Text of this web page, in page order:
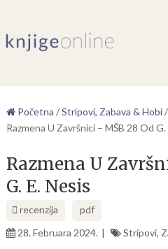
Početna /Stripovi, Zabava & Hobi/
Razmena U Završnici – MŠB 28 Od G.
Razmena U
G. E. Nesis
recenzija
pdf
28. Februara 2024.
Stripovi,